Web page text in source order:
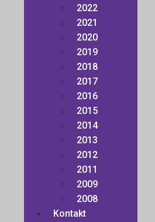
2022
2021
2020
2019
2018
2017
2016
2015
2014
2013
2012
2011
2009
2008
Kontakt